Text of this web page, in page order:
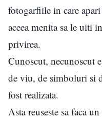
fotogarfiile in care
aceea menita sa le uiti
privirea.
Cunoscut, necunoscut
de viu, de simboluri si
fost realizata.
Asta reuseste sa faca